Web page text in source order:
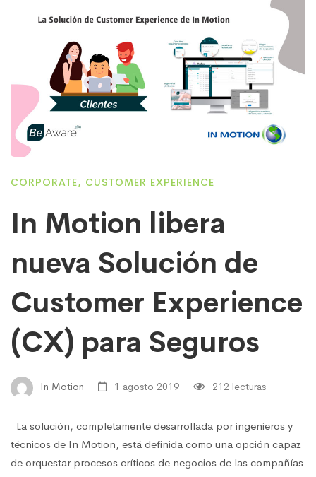
CORPORATE, CUSTOMER EXPERIENCE
In Motion libera
nueva Solución de
Customer Experience
(CX) para Seguros
In Motion 1 agosto 2019 212 lecturas
La solución, completamente desarrollada por ingenieros y
técnicos de In Motion, está definida como una opción capaz
de orquestar procesos críticos de negocios de las compañías